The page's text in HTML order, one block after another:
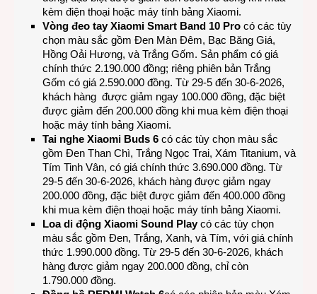
kèm điện thoại hoặc máy tính bảng Xiaomi.
Vòng đeo tay Xiaomi Smart Band 10 Pro có các tùy
chọn màu sắc gồm Đen Màn Đêm, Bạc Băng Giá,
Hồng Oải Hương, và Trắng Gốm. Sản phẩm có giá
chính thức 2.190.000 đồng; riêng phiên bản Trắng
Gốm có giá 2.590.000 đồng. Từ 29-5 đến 30-6-2026,
khách hàng được giảm ngay 100.000 đồng, đặc biệt
được giảm đến 200.000 đồng khi mua kèm điện thoại
hoặc máy tính bảng Xiaomi.
Tai nghe Xiaomi Buds 6 có các tùy chọn màu sắc
gồm Đen Than Chì, Trắng Ngọc Trai, Xám Titanium, và
Tím Tinh Vân, có giá chính thức 3.690.000 đồng. Từ
29-5 đến 30-6-2026, khách hàng được giảm ngay
200.000 đồng, đặc biệt được giảm đến 400.000 đồng
khi mua kèm điện thoại hoặc máy tính bảng Xiaomi.
Loa di động Xiaomi Sound Playcó các tùy chọn
màu sắc gồm Đen, Trắng, Xanh, và Tím, với giá chính
thức 1.990.000 đồng. Từ 29-5 đến 30-6-2026, khách
hàng được giảm ngay 200.000 đồng, chỉ còn
1.790.000 đồng.